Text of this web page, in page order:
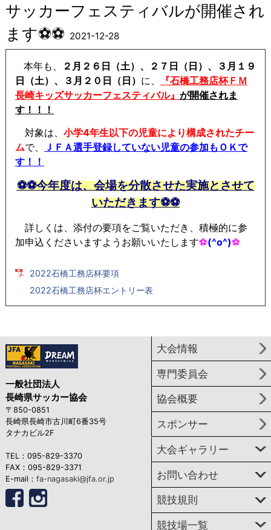
サッカーフェスティバルが開催され
ます⚽⚽ 2021-12-28
本年も、
２月２６日（土）、２７日（日）、３月１９
日（土）、３月２０日（日） に、
『石橋工務店杯ＦＭ
長崎キッズサッカーフェスティバル』 が開催されま
す！！！
対象は、 小学4年生以下の児童により構成されたチー
ムで、
ＪＦＡ選手登録していない児童の参加もＯＫで
す！！
⚽⚽今年度は、会場を分散させた実施とさせて
いただきます⚽⚽
詳しくは、添付の要項をご覧いただき、積極的に参
加申込くださいますようお願いいたします⚽(^o^)⚽
2022石橋工務店杯要項
2022石橋工務店杯エントリー表
一般社団法人
長崎県サッカー協会
〒850-0851
長崎県長崎市古川町6番35号
タナカビル2F
TEL：095-829-3370
FAX：095-829-3371
E-mail： fa-nagasaki@jfa.or.jp
大会情報
専門委員会
協会概要
スポンサー
大会ギャラリー
お問い合わせ
競技規則
競技場一覧